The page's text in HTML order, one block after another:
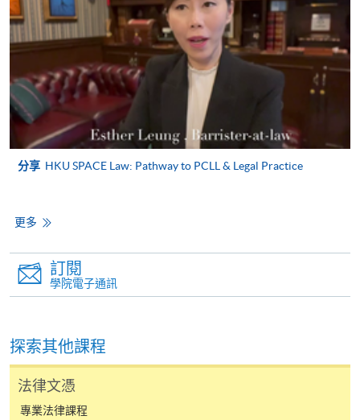
如報讀課程將在五個工作天內開課，為免郵遞延誤報
名程序，建議申請人親身到學院報名中心報名，並避
免使用支票付款。
除由學院裁定的特殊情況（例如課程因報名人數不足
而取消）之外，一切已繳費用概不退還。如獲學院批
准退還款項，以現金、易辦事、微信支付、支付寶、
支票或繳費靈（只限網上付款）方式繳交之款項，將
外收費，詳情請聯絡有關學科職員。
學費及學額不得轉讓他人。一經取錄，學員不得轉讀
其他課程，惟學院對特殊情況，可酌情處理。轉讀申
學院對郵遞失誤而遺失的支票或本票、付款收據或個
人資料，概不負責。
若學員有意申請付款證明書，請把填妥之申請表、貼
上足夠郵資的回郵信封、連同劃線支票交回本學院。
分享 HKU SPACE Law: Pathway to PCLL & Legal Practice
更多
訂閱
學院電子通訊
探索其他課程
法律文憑
專業法律課程